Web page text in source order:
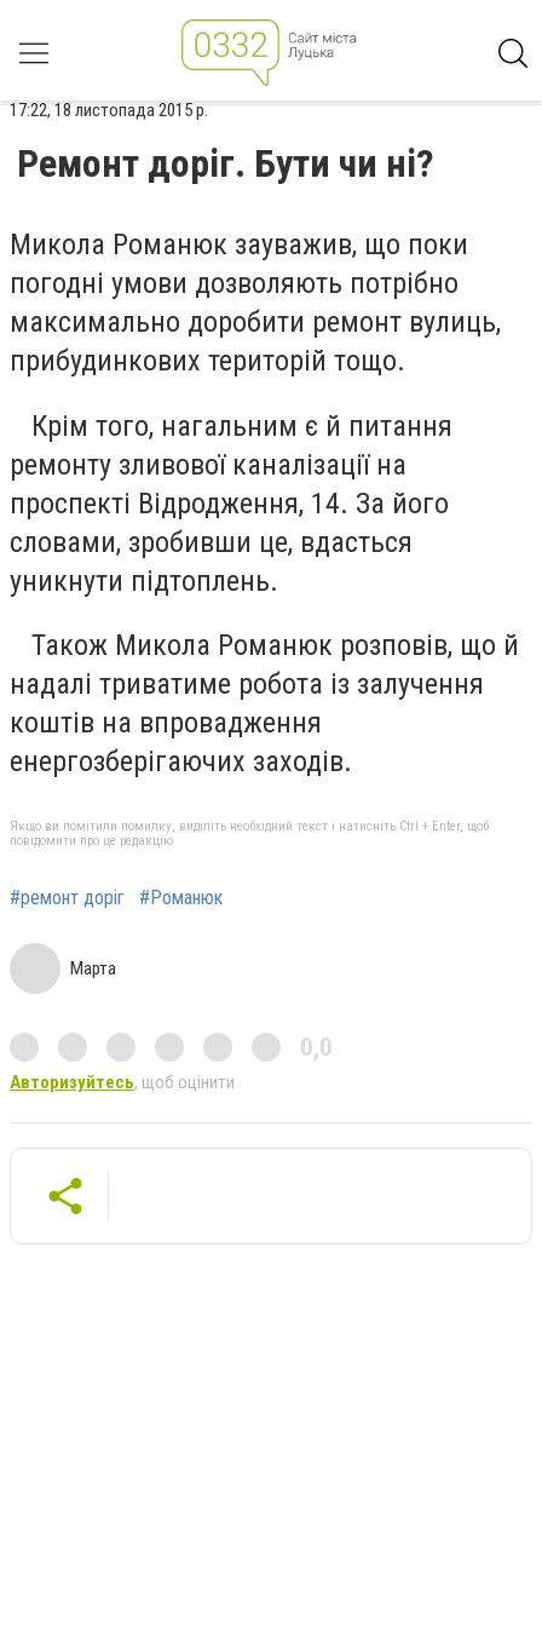
17:22, 18 листопада 2015 р.
Ремонт доріг. Бути чи ні?
Микола Романюк зауважив, що поки
погодні умови дозволяють потрібно
максимально доробити ремонт вулиць,
прибудинкових територій тощо.
Крім того, нагальним є й питання
ремонту зливової каналізації на
проспекті Відродження, 14. За його
словами, зробивши це, вдасться
уникнути підтоплень.
Також Микола Романюк розповів, що й
надалі триватиме робота із залучення
коштів на впровадження
енергозберігаючих заходів.
Якщо ви помітили помилку, виділіть необхідний текст і натисніть Ctrl + Enter, щоб
повідомити про це редакцію
#ремонт доріг #Романюк
Марта
0,0
Авторизуйтесь, щоб оцінити